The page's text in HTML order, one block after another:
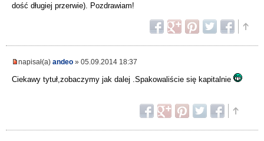
dość długiej przerwie). Pozdrawiam!
napisał(a) andeo » 05.09.2014 18:37
Ciekawy tytuł,zobaczymy jak dalej .Spakowaliście się kapitalnie